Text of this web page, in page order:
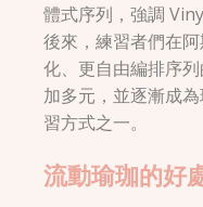
體式序列，強調
後來，練習者們在
化、更自由編排序
加多元，並逐漸成
習方式之一。
流動瑜珈的好